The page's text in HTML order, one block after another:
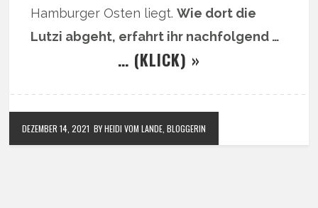
Hamburger Osten liegt.Wie dort die
Lutzi abgeht, erfahrt ihr nachfolgend …
… (KLICK) »
DEZEMBER 14, 2021 BY HEIDI VOM LANDE, BLOGGERIN